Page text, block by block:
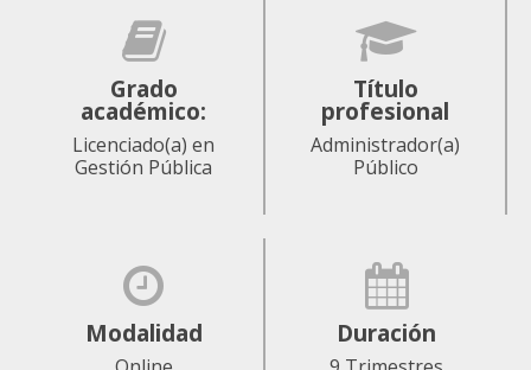
Grado
académico:
Licenciado(a) en
Gestión Pública
Título
profesional
Administrador(a)
Público
Modalidad Duración